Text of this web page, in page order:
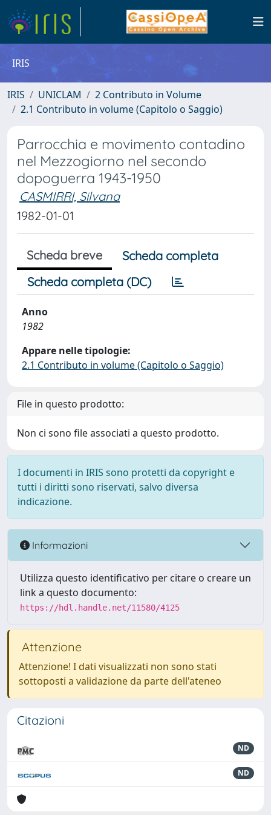
IRIS
IRIS UNICLAM
2 Contributo in Volume
2.1 Contributo in volume (Capitolo o Saggio)
Parrocchia e movimento contadino
nel Mezzogiorno nel secondo
dopoguerra 1943-1950
CASMIRRI, Silvana
1982-01-01
Scheda breve
Scheda completa
Scheda completa (DC)
Anno
1982
Appare nelle tipologie:
2.1 Contributo in volume (Capitolo o Saggio)
File in questo prodotto:
Non ci sono file associati a questo prodotto.
I documenti in IRIS sono protetti da copyright e
tutti i diritti sono riservati, salvo diversa
indicazione.
Informazioni
Utilizza questo identificativo per citare o creare un
link a questo documento:
https://hdl.handle.net/11580/4125
Attenzione
Attenzione! I dati visualizzati non sono stati
sottoposti a validazione da parte dell'ateneo
Citazioni
ND
ND